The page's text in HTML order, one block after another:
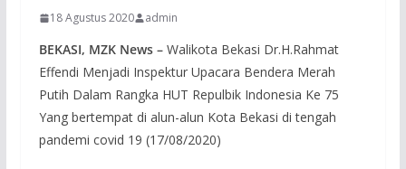
18 Agustus 2020 admin
BEKASI, MZK News – Walikota Bekasi Dr.H.Rahmat
Effendi Menjadi Inspektur Upacara Bendera Merah
Putih Dalam Rangka HUT Repulbik Indonesia Ke 75
Yang bertempat di alun-alun Kota Bekasi di tengah
pandemi covid 19 (17/08/2020)